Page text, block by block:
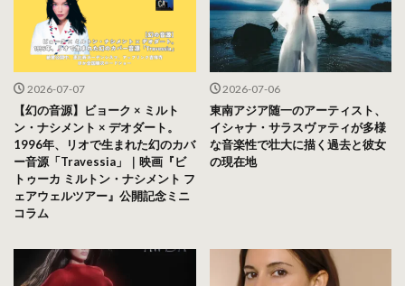
2026-07-07
【幻の音源】ビョーク × ミルト
ン・ナシメント × デオダート。
1996年、リオで生まれた幻のカバ
ー音源「Travessia」｜映画『ビ
トゥーカ ミルトン・ナシメント フ
ェアウェルツアー』公開記念ミニ
コラム
2026-07-06
東南アジア随一のアーティスト、
イシャナ・サラスヴァティが多様
な音楽性で壮大に描く過去と彼女
の現在地